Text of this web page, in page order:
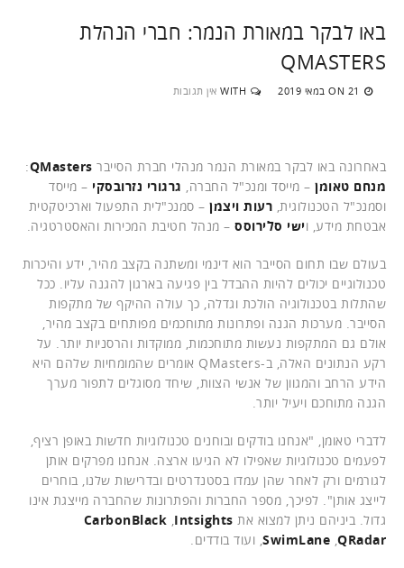
באו לבקר במאורת הנמר: חברי הנהלת
QMASTERS
ON 21 במאי 2019 WITH אין תגובות
באחרונה באו לבקר במאורת הנמר מנהלי חברת הסייבר QMasters
:
מנחם טאומן – מייסד ומנכ"ל החברה, גרגורי נזרובסקי – מייסד
וסמנכ"ל הטכנולוגית, רעות ויצמן – סמנכ"לית התפעול וארכיטקטית
אבטחת מידע, וישי סלירוסס – מנהל חטיבת המכירות והאסטרטגיה.
בעולם שבו תחום הסייבר הוא דינמי ומשתנה בקצב מהיר, ידע והיכרות
טכנולוגיים יכולים להיות ההבדל בין פגיעה בארגון להגנה עליו. ככל
שהתלות בטכנולוגיה הולכת וגדלה, כך עולה ההיקף של מתקפות
הסייבר. מערכות הגנה ופתרונות מתוחכמים מפותחים בקצב מהיר,
אולם גם המתקפות נעשות מתוחכמות, ממוקדות והרסניות יותר. על
רקע הנתונים האלה, ב-QMasters אומרים שהמומחיות שלהם היא
הידע הרחב והמגוון של אנשי הצוות, שיחד מסוגלים לתפור מערך
הגנה מתוחכם ויעיל יותר.
לדברי טאומן, "אנחנו בודקים ובוחנים טכנולוגיות חדשות באופן רציף,
לפעמים טכנולוגיות שאפילו לא הגיעו ארצה. אנחנו מפרקים אותן
לגורמים ורק לאחר שהן עמדו בסטנדרטים ובדרישות שלנו, בוחרים
לייצג אותן". לפיכך, מספר החברות והפתרונות שהחברה מייצגת אינו
גדול. ביניהם ניתן למצוא את
CarbonBlack ,Intsights
,SwimLane ,QRadar ועוד בודדים.